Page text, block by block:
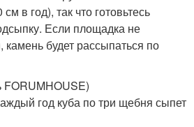
в год), так что готовьтесь
Если площадка не
будет рассыпаться по
FORUMHOUSE)
год куба по три щебня сыпет